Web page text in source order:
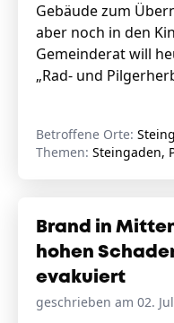
Gebäude zum
aber noch in den
Gemeinderat will
„Rad- und
Betroffene Orte:
Themen: Steingaden,
Brand in
hohen
evakuiert
geschrieben am 02.